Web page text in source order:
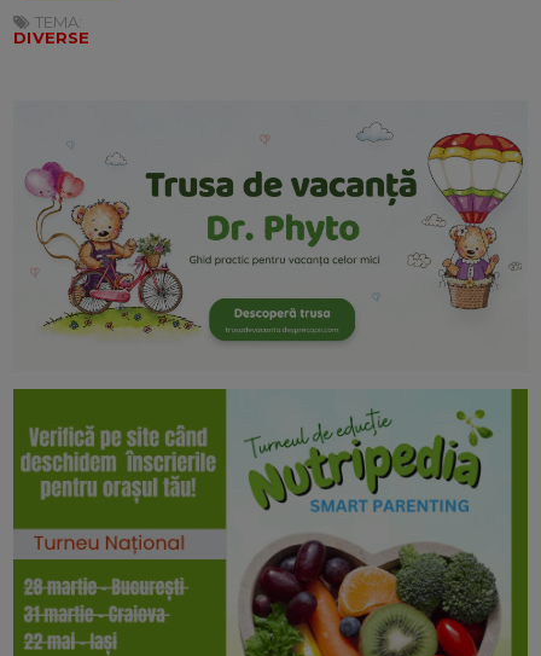
TEMA:
DIVERSE